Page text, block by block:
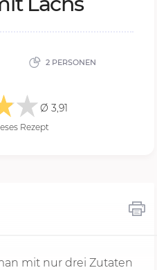
2 PERSONEN
Ø 3,91
Rezept
mit nur drei Zutaten